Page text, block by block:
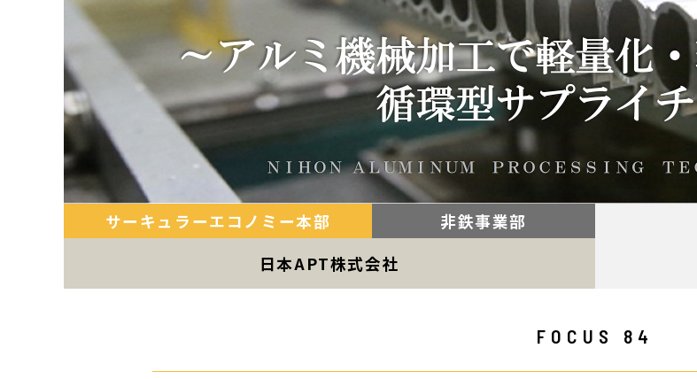
サーキュラーエコノミー本部 非鉄事業部
日本APT株式会社
FOCUS 84